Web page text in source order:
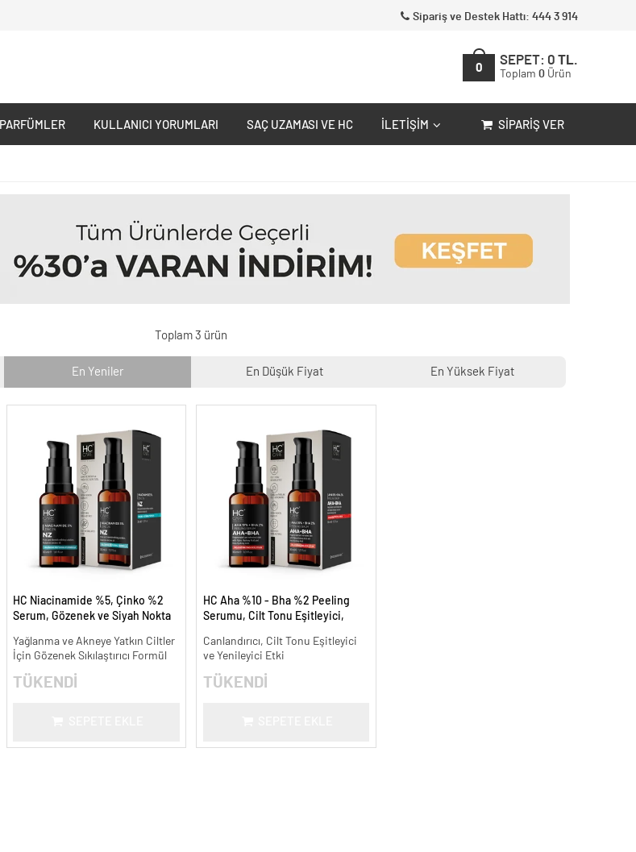
Sipariş ve Destek Hattı: 444 3 914
0
SEPET: 0 TL.
Toplam 0 Ürün
PARFÜMLER KULLANICI YORUMLARI SAÇ UZAMASI VE HC İLETIŞIM SIPARIŞ VER
Toplam 3 ürün
En Yeniler En Düşük Fiyat En Yüksek Fiyat
HC Niacinamide %5, Çinko %2
Serum, Gözenek ve Siyah Nokta
- 30 ml.
Yağlanma ve Akneye Yatkın Ciltler
İçin Gözenek Sıkılaştırıcı Formül
TÜKENDİ
HC Aha %10 - Bha %2 Peeling
Serumu, Cilt Tonu Eşitleyici,
Canlandırıcı, Cilt Tonu Eşitleyici
ve Yenileyici Etki
TÜKENDİ